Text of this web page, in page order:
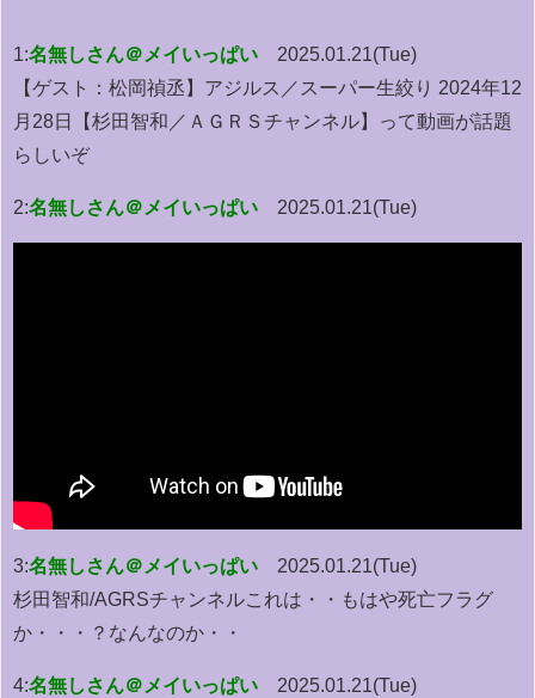
1:名無しさん＠メイいっぱい
2025.01.21(Tue)
【ゲスト：松岡禎丞】アジルス／スーパー生絞り 2024年12
月28日【杉田智和／ＡＧＲＳチャンネル】って動画が話題
らしいぞ
2:名無しさん＠メイいっぱい 2025.01.21(Tue)
3:名無しさん＠メイいっぱい
2025.01.21(Tue)
杉田智和/AGRSチャンネルこれは・・もはや死亡フラグ
か・・・？なんなのか・・
4:名無しさん＠メイいっぱい
2025.01.21(Tue)